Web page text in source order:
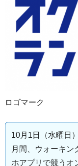
ロゴマーク
10月1日（水曜日
月間、ウォーキン
ホアプリで競うオ